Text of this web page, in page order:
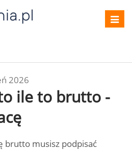
2026
ile to brutto -
brutto musisz podpisać